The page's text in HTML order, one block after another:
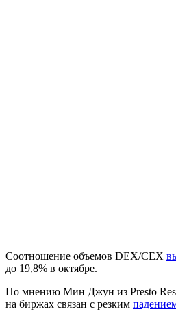
Соотношение объемов DEX/CEX
до 19,8% в октябре.
По мнению Мин Джун из Presto
на биржах связан с резким